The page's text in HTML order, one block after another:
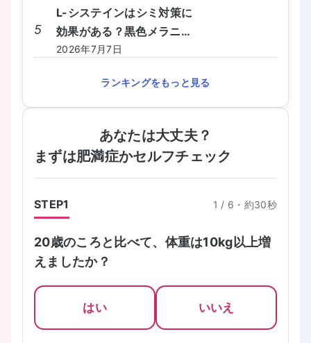
5
L-システインはシミ対策に
効果がある？黒色メラニン
を抑えるしくみと食事から
2026年7月7日
ランキングをもっと見る
あなたは大丈夫？
まずは肥満症かセルフチェック
STEP1 1 / 6 ・ 約30秒
20歳のころと比べて、体重は10kg以上増
えましたか？
はい いいえ